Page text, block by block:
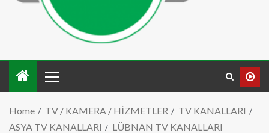
Home TV / KAMERA / HİZMETLER
TV KANALLARI
ASYA TV KANALLARI
LÜBNAN TV KANALLARI